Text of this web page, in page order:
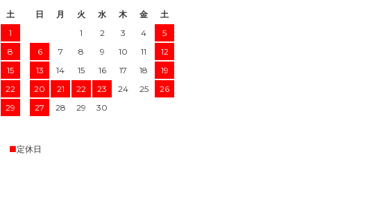
土
1
8
15
22
29
日
月 火 水 木 金
土
1
2 3 4
5
6
7 8 9 10 11
12
13
14 15 16 17 18
19
20
21 22 23 24 25
26
27
28 29 30
■定休日